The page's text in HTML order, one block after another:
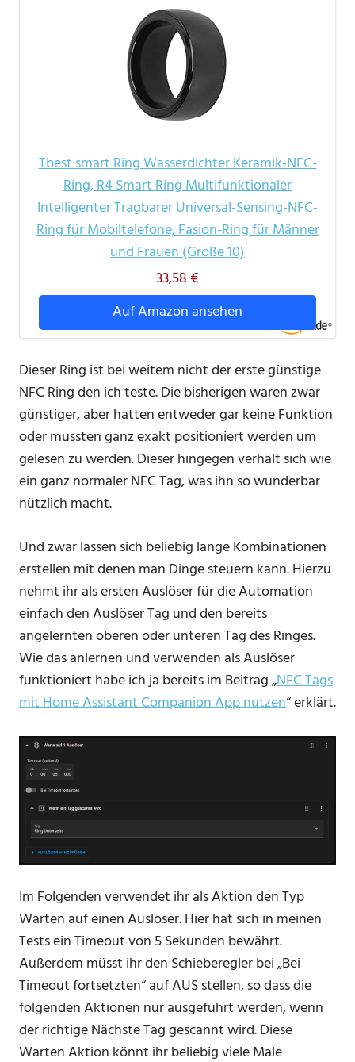
Tbest smart Ring Wasserdichter Keramik-NFC-
Ring, R4 Smart Ring Multifunktionaler
Intelligenter Tragbarer Universal-Sensing-NFC-
Ring für Mobiltelefone, Fasion-Ring für Männer
und Frauen (Größe 10)
33,58 €
Auf Amazon ansehen
Dieser Ring ist bei weitem nicht der erste günstige
NFC Ring den ich teste. Die bisherigen waren zwar
günstiger, aber hatten entweder gar keine Funktion
oder mussten ganz exakt positioniert werden um
gelesen zu werden. Dieser hingegen verhält sich wie
ein ganz normaler NFC Tag, was ihn so wunderbar
nützlich macht.
Und zwar lassen sich beliebig lange Kombinationen
erstellen mit denen man Dinge steuern kann. Hierzu
nehmt ihr als ersten Auslöser für die Automation
einfach den Auslöser Tag und den bereits
angelernten oberen oder unteren Tag des Ringes.
Wie das anlernen und verwenden als Auslöser
funktioniert habe ich ja bereits im Beitrag „NFC Tags
mit Home Assistant Companion App nutzen“ erklärt.
Im Folgenden verwendet ihr als Aktion den Typ
Warten auf einen Auslöser. Hier hat sich in meinen
Tests ein Timeout von 5 Sekunden bewährt.
Außerdem müsst ihr den Schieberegler bei „Bei
Timeout fortsetzten“ auf AUS stellen, so dass die
folgenden Aktionen nur ausgeführt werden, wenn
der richtige Nächste Tag gescannt wird. Diese
Warten Aktion könnt ihr beliebig viele Male